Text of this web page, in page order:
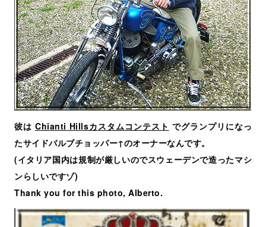
彼は Chianti Hillsカスタムコンテスト でグランプリになっ
たサイドバルブチョッパー↑のオーナーなんです。
(イタリア国内は規制が厳しいのでスウェーデンで造ったマシ
ンらしいですゾ)
Thank you for this photo, Alberto.